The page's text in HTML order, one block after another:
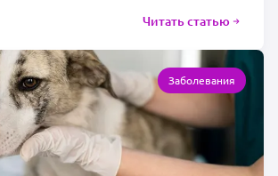
Читать статью
Заболевания